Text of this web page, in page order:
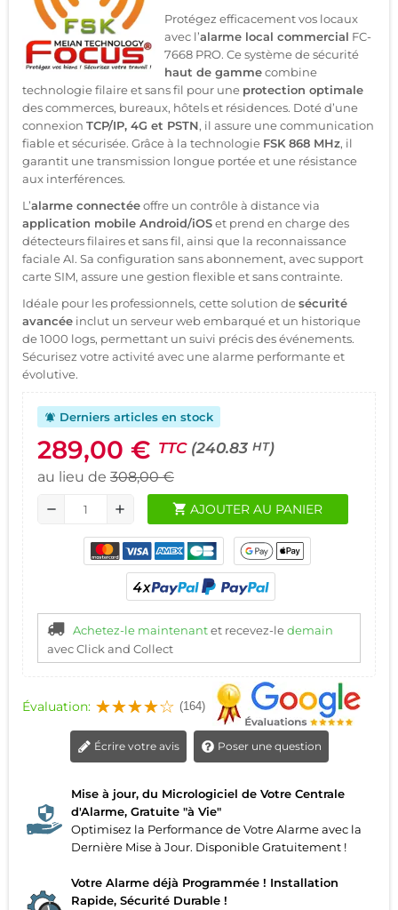
Protégez efficacement vos locaux
avec l’alarme local commercial FC-
7668 PRO. Ce système de sécurité
haut de gammecombine
technologie filaire et sans fil pour une protection optimale
des commerces, bureaux, hôtels et résidences. Doté d’une
connexion TCP/IP, 4G et PSTN, il assure une communication
fiable et sécurisée. Grâce à la technologie FSK 868 MHz, il
garantit une transmission longue portée et une résistance
aux interférences.
L’alarme connectéeoffre un contrôle à distance via
application mobile Android/iOSet prend en charge des
détecteurs filaires et sans fil, ainsi que la reconnaissance
faciale AI. Sa configuration sans abonnement, avec support
carte SIM, assure une gestion flexible et sans contrainte.
Idéale pour les professionnels, cette solution desécurité
avancée inclut un serveur web embarqué et un historique
de 1000 logs, permettant un suivi précis des événements.
Sécurisez votre activité avec une alarme performante et
évolutive.
notifications_active Derniers articles en stock
289,00 € TTC (240.83 HT)
au lieu de 308,00 €
remove add shopping_cart AJOUTER AU PANIER
Achetez-le maintenantet recevez-ledemain
avec Click and Collect
Évaluation: (164)
Écrire votre avis Poser une question
Mise à jour, du Micrologiciel de Votre Centrale
d'Alarme, Gratuite "à Vie"
Optimisez la Performance de Votre Alarme avec la
Dernière Mise à Jour. Disponible Gratuitement !
Votre Alarme déjà Programmée ! Installation
Rapide, Sécurité Durable !